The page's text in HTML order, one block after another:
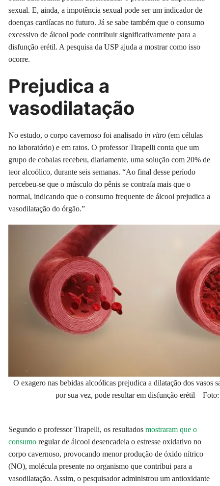
sexual. E, ainda, a impotência sexual pode ser um indicador de
doenças cardíacas no futuro. Já se sabe também que o consumo
excessivo de álcool pode contribuir significativamente para a
disfunção erétil. A pesquisa da USP ajuda a mostrar como isso
ocorre.
Prejudica a
vasodilatação
No estudo, o corpo cavernoso foi analisado in vitro (em células
no laboratório) e em ratos. O professor Tirapelli conta que um
grupo de cobaias recebeu, diariamente, uma solução com 20% de
teor alcoólico, durante seis semanas. “Ao final desse período
percebeu-se que o músculo do pênis se contraía mais que o
normal, indicando que o consumo frequente de álcool prejudica a
vasodilatação do órgão.”
O exagero nas bebidas alcoólicas prejudica a dilatação dos vasos
por sua vez, pode resultar em disfunção erétil –
Segundo o professor Tirapelli, os resultadosmostraram que o
consumo regular de álcool desencadeia o estresse oxidativo no
corpo cavernoso, provocando menor produção de óxido nítrico
(NO), molécula presente no organismo que contribui para a
vasodilatação. Assim, o pesquisador administrou um antioxidante